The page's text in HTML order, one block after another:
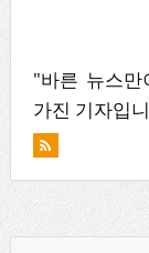
"바른 뉴스
가진 기자입